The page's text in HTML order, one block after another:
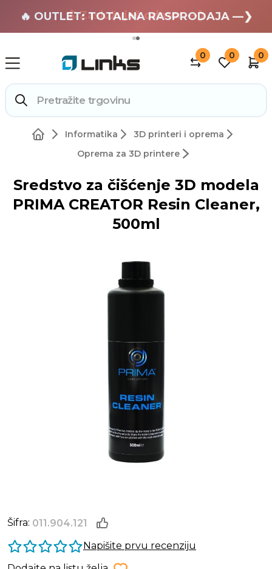
🏄 Zaslužuješ odmor —❯
🔥 OUTLET: TOTALNA RASPRODAJA —❯
0 0 0
Informatika
3D printeri i oprema
Oprema za 3D printere
Sredstvo za čišćenje 3D modela
PRIMA CREATOR Resin Cleaner,
500ml
Šifra: 011.904.121
Napišite prvu recenziju